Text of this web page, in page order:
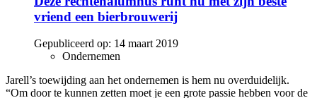
vriend een bierbrouwerij
Gepubliceerd op: 14 maart 2019
Ondernemen
Jarell’s toewijding aan het ondernemen is hem nu overduidelijk.
“Om door te kunnen zetten moet je een grote passie hebben voor de